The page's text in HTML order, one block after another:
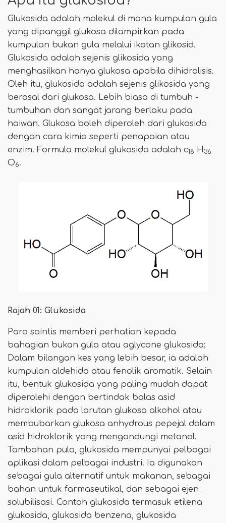
Glukosida adalah molekul di mana kumpulan gula
yang dipanggil glukosa dilampirkan pada
kumpulan bukan gula melalui ikatan glikosid.
Glukosida adalah sejenis glikosida yang
menghasilkan hanya glukosa apabila dihidrolisis.
Oleh itu, glukosida adalah sejenis glikosida yang
berasal dari glukosa. Lebih biasa di tumbuh -
tumbuhan dan sangat jarang berlaku pada
haiwan. Glukosa boleh diperoleh dari glukosida
dengan cara kimia seperti penapaian atau
enzim. Formula molekul glukosida adalah c18 H 36
O6.
Rajah 01: Glukosida
Para saintis memberi perhatian kepada
bahagian bukan gula atau aglycone glukosida;
Dalam bilangan kes yang lebih besar, ia adalah
kumpulan aldehida atau fenolik aromatik. Selain
itu, bentuk glukosida yang paling mudah dapat
diperolehi dengan bertindak balas asid
hidroklorik pada larutan glukosa alkohol atau
membubarkan glukosa anhydrous pepejal dalam
asid hidroklorik yang mengandungi metanol.
Tambahan pula, glukosida mempunyai pelbagai
aplikasi dalam pelbagai industri. Ia digunakan
sebagai gula alternatif untuk makanan, sebagai
bahan untuk farmaseutikal, dan sebagai ejen
solubilisasi. Contoh glukosida termasuk etilena
glukosida, glukosida benzena, glukosida